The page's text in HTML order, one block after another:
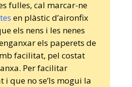
fulles, cal marcar-ne
en plàstic d’aironfix
els nens i les nenes
els paperets de
facilitat, pel costat
Per facilitar
i que no se’ls mogui la